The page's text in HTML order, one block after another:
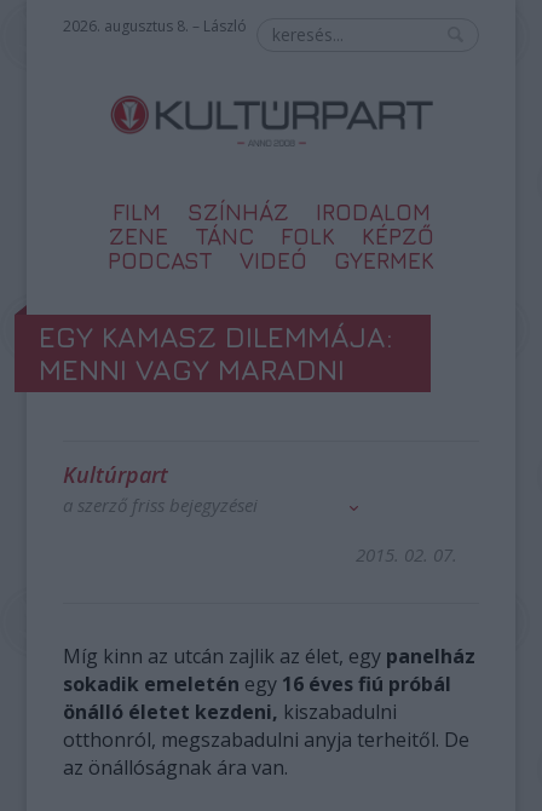
2026. augusztus 8. – László
FILM SZÍNHÁZ
IRODALOM
ZENE
TÁNC FOLK
KÉPZŐ
PODCAST
VIDEÓ GYERMEK
EGY KAMASZ DILEMMÁJA:
MENNI VAGY MARADNI
Kultúrpart
a szerző friss bejegyzései
2015. 02. 07.
Míg kinn az utcán zajlik az élet, egy panelház
sokadik emeletén egy 16 éves fiú próbál
önálló életet kezdeni, kiszabadulni
otthonról, megszabadulni anyja terheitől. De
az önállóságnak ára van.